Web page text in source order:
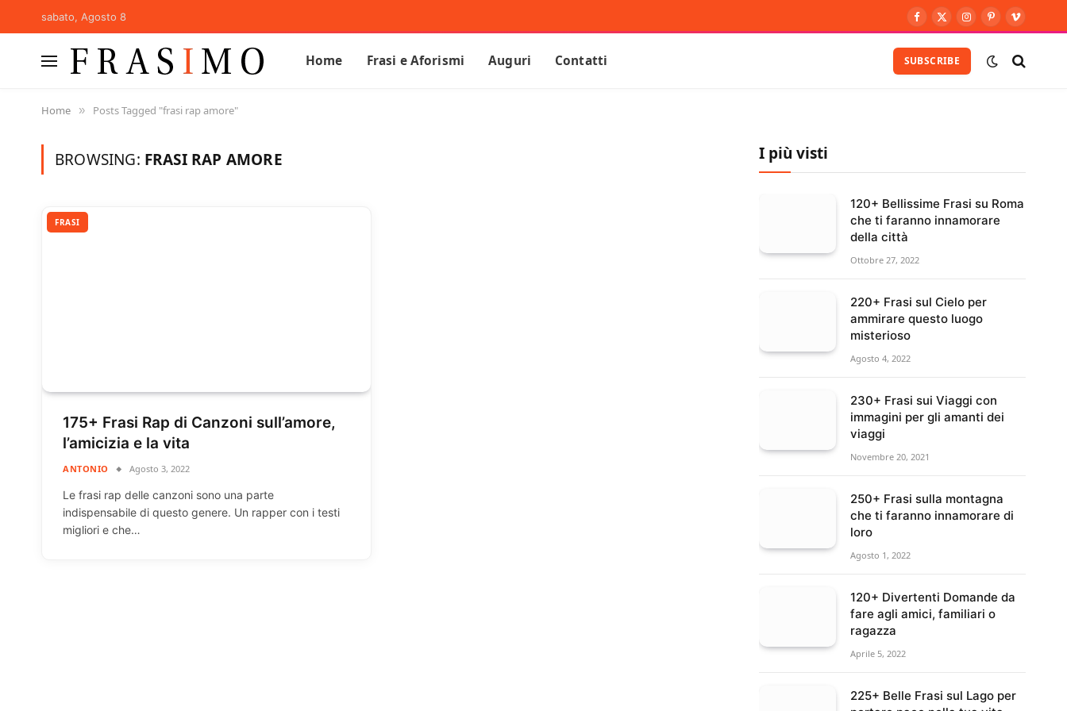
sabato, Agosto 8
Facebook
X
Instagram
Pinterest
Vimeo
Home Frasi e Aforismi Auguri Contatti SUBSCRIBE
Home » Posts Tagged "frasi rap amore"
BROWSING: FRASI RAP AMORE
FRASI
175+ Frasi Rap di Canzoni sull’amore,
l’amicizia e la vita
ANTONIO Agosto 3, 2022
Le frasi rap delle canzoni sono una parte
indispensabile di questo genere. Un rapper con i testi
migliori e che…
I più visti
120+ Bellissime Frasi su Roma
che ti faranno innamorare
della città
Ottobre 27, 2022
220+ Frasi sul Cielo per
ammirare questo luogo
misterioso
Agosto 4, 2022
230+ Frasi sui Viaggi con
immagini per gli amanti dei
viaggi
Novembre 20, 2021
250+ Frasi sulla montagna
che ti faranno innamorare di
loro
Agosto 1, 2022
120+ Divertenti Domande da
fare agli amici, familiari o
ragazza
Aprile 5, 2022
225+ Belle Frasi sul Lago per